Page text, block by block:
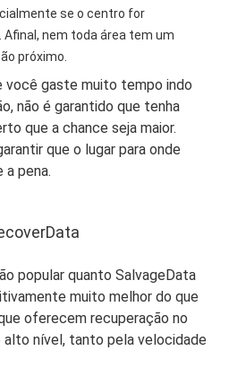
se o centro for
nem toda área tem um
próximo.
você gaste muito tempo indo
não é garantido que tenha
que a chance seja maior.
que o lugar para onde
pena.
popular quanto SalvageData
muito melhor do que
oferecem recuperação no
alto nível, tanto pela velocidade